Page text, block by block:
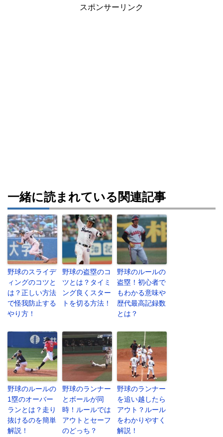
スポンサーリンク
一緒に読まれている関連記事
野球のスライデ
ィングのコツと
は？正しい方法
で怪我防止する
やり方！
野球の盗塁のコ
ツとは？タイミ
ング良くスター
トを切る方法！
野球のルールの
盗塁！初心者で
もわかる意味や
歴代最高記録数
とは？
野球のルールの
1塁のオーバー
ランとは？走り
抜けるのを簡単
解説！
野球のランナー
とボールが同
時！ルールでは
アウトとセーフ
のどっち？
野球のランナー
を追い越したら
アウト？ルール
をわかりやすく
解説！